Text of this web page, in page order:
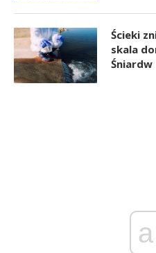
Ścieki
skala
Śniardw